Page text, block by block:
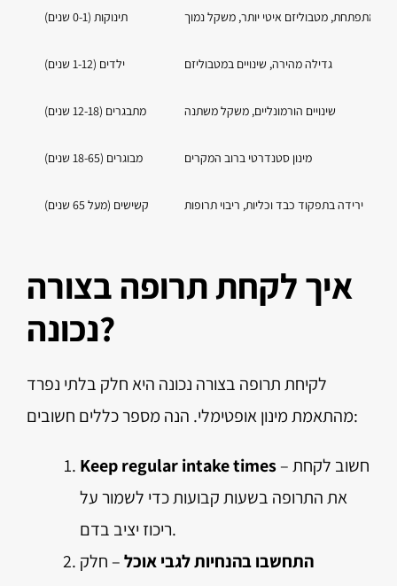
תינוקות (0-1 שנים) מתפתחת, מטבוליזם איטי יותר, משקל נמוך
ילדים (1-12 שנים) גדילה מהירה, שינויים במטבוליזם
מתבגרים (12-18 שנים) שינויים הורמונליים, משקל משתנה
מבוגרים (18-65 שנים) מינון סטנדרטי ברוב המקרים
קשישים (מעל 65 שנים) ירידה בתפקוד כבד וכליות, ריבוי תרופות
איך לקחת תרופה בצורה
נכונה?
לקיחת תרופה בצורה נכונה היא חלק בלתי נפרד
מהתאמת מינון אופטימלי. הנה מספר כללים חשובים:
Keep regular intake times– חשוב לקחת
את התרופה בשעות קבועות כדי לשמור על
ריכוז יציב בדם.
התחשבו בהנחיות לגבי אוכל– חלק